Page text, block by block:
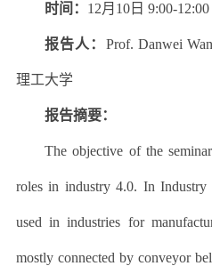
时间： 12月10日 9:00-12:00
报告人： Prof. Danwei
理工大学
报告摘要：
The objective of the
roles in industry 4.0. In
used in industries for
mostly connected by conveyor